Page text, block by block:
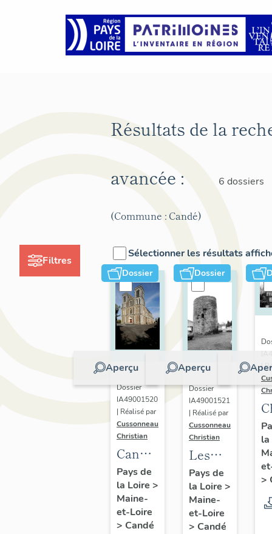
Filtres
Résultats de la
avancée :
6 dossiers
(Commune : Candé)
Sélectionner les résultats
Dossier
Aperçu
Dossier
IA49001520
| Réalisé par
Cussonneau
Christian
Candé
:
présentation
de la
commune
Pays de
la Loire >
Maine-
et-Loire
> Candé
Dossier
Aperçu
Dossier
IA49001521
| Réalisé par
Cussonneau
Christian
Les
moulins
de
Candé
Pays de
la Loire >
Maine-
et-Loire
> Candé
|
2
>